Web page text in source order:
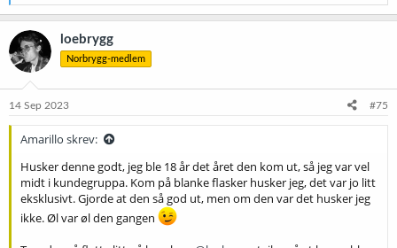
e
a
k
s
j
o
e
loebrygg
Norbrygg-medlem
14 Sep 2023 #75
Amarillo skrev:
Husker denne godt, jeg ble 18 år det året den kom ut, så jeg var vel
midt i kundegruppa. Kom på blanke flasker husker jeg, det var jo litt
eksklusivt. Gjorde at den så god ut, men om den var det husker jeg
ikke. Øl var øl den gangen